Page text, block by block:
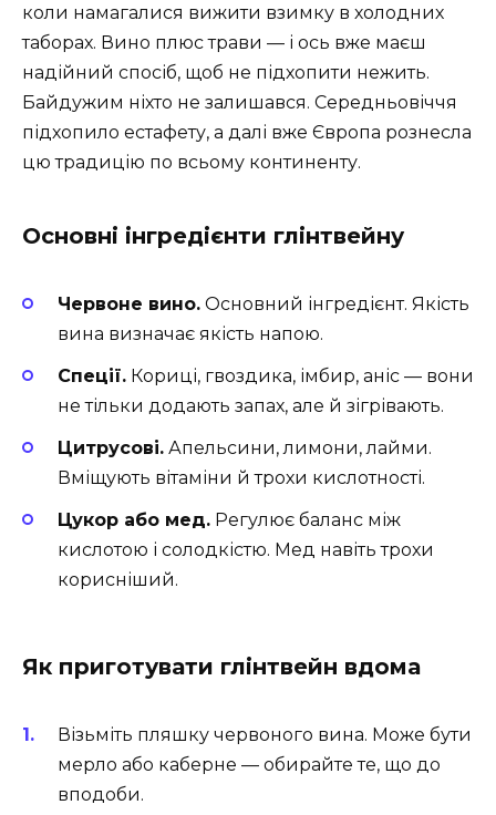
коли намагалися вижити взимку в холодних
таборах. Вино плюс трави — і ось вже маєш
надійний спосіб, щоб не підхопити нежить.
Байдужим ніхто не залишався. Середньовіччя
підхопило естафету, а далі вже Європа рознесла
цю традицію по всьому континенту.
Основні інгредієнти глінтвейну
Червоне вино. Основний інгредієнт. Якість
вина визначає якість напою.
Спеції. Кориці, гвоздика, імбир, аніс — вони
не тільки додають запах, але й зігрівають.
Цитрусові. Апельсини, лимони, лайми.
Вміщують вітаміни й трохи кислотності.
Цукор або мед. Регулює баланс між
кислотою і солодкістю. Мед навіть трохи
корисніший.
Як приготувати глінтвейн вдома
Візьміть пляшку червоного вина. Може бути
мерло або каберне — обирайте те, що до
вподоби.